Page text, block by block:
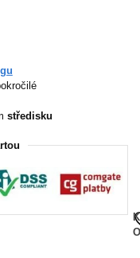
K
středisku